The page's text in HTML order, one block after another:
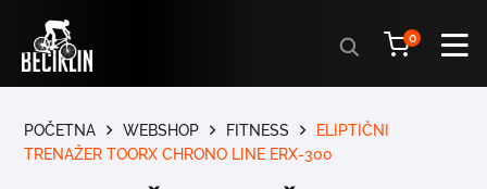
Products
search
0
POČETNA WEBSHOP FITNESS
ELIPTIČNI
TRENAŽER TOORX CHRONO LINE ERX-300